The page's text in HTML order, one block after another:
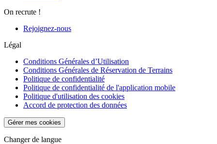
On recrute !
Rejoignez-nous
Légal
Conditions Générales d’Utilisation
Conditions Générales de Réservation de Terrains
Politique de confidentialité
Politique de confidentialité de l'application mobile
Politique d'utilisation des cookies
Accord de protection des données
Gérer mes cookies
Changer de langue